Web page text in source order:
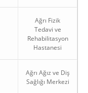
Ağrı Fizik
Tedavi ve
Rehabilitasyon
Hastanesi
Ağrı Ağız ve Diş
Sağlığı Merkezi